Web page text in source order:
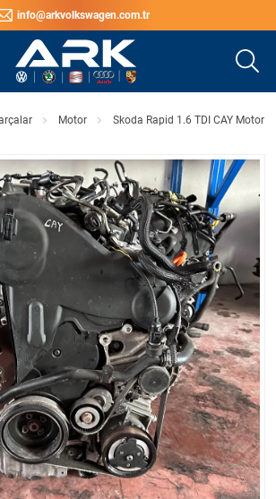
info@arkvolkswagen.com.tr
Motor Skoda Rapid 1.6 TDI CAY Motor